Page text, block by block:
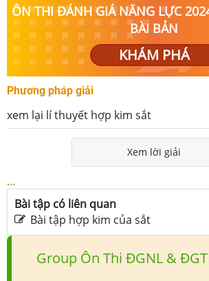
ÔN THI ĐÁNH GIÁ NĂNG LỰC
BÀI BẢN
KHÁM PHÁ
Phương pháp giải
xem lại lí thuyết hợp kim sắt
Xem lời giải
...
Bài tập có liên quan
Bài tập hợp kim của sắt
Group Ôn Thi ĐGNL &